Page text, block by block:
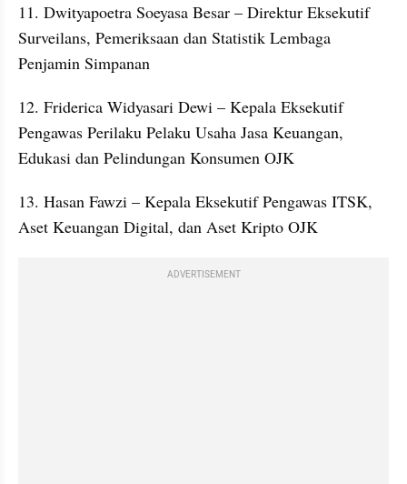
11. Dwityapoetra Soeyasa Besar – Direktur Eksekutif
Surveilans, Pemeriksaan dan Statistik Lembaga
Penjamin Simpanan
12. Friderica Widyasari Dewi – Kepala Eksekutif
Pengawas Perilaku Pelaku Usaha Jasa Keuangan,
Edukasi dan Pelindungan Konsumen OJK
13. Hasan Fawzi – Kepala Eksekutif Pengawas ITSK,
Aset Keuangan Digital, dan Aset Kripto OJK
ADVERTISEMENT